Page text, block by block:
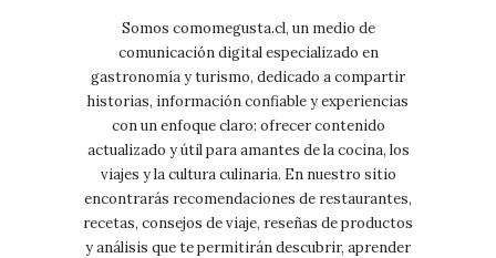
Somos comomegusta.cl, un medio de
comunicación digital especializado en
gastronomía y turismo, dedicado a compartir
historias, información confiable y experiencias
con un enfoque claro: ofrecer contenido
actualizado y útil para amantes de la cocina, los
viajes y la cultura culinaria. En nuestro sitio
encontrarás recomendaciones de restaurantes,
recetas, consejos de viaje, reseñas de productos
y análisis que te permitirán descubrir, aprender